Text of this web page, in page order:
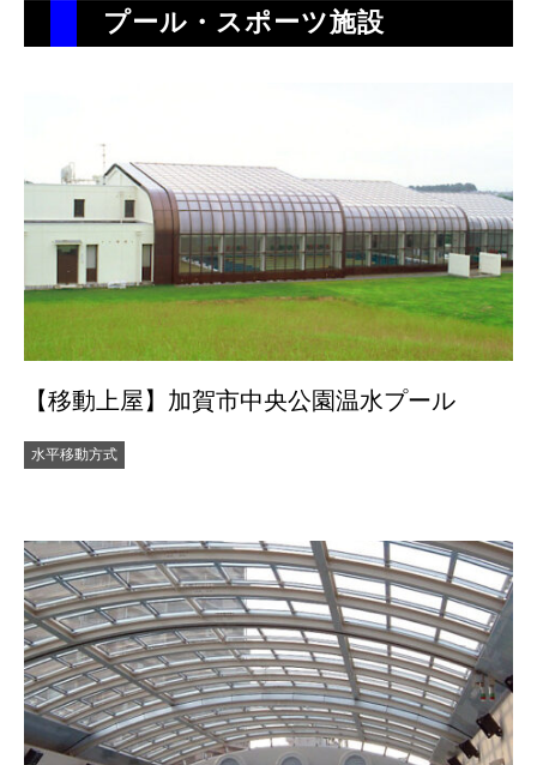
プール・スポーツ施設
【移動上屋】加賀市中央公園温水プール
水平移動方式